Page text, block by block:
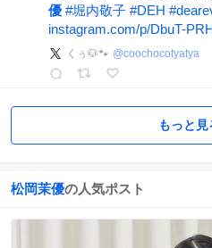
優 #堀内敬子 #DEH #
instagram.com/p/DbuT-
くぅ🐶🐾 @coochocotyatya
もっと見
松岡茉優の人気ポスト